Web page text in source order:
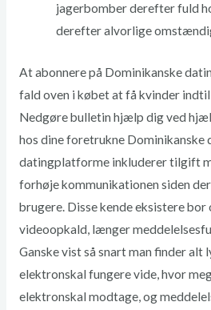
jagerbomber derefter fuld
derefter alvorlige
At abonnere på Dominikanske
fald oven i købet at få kvinder indtil
Nedgøre bulletin hjælp dig ved
hos dine foretrukne Dominikanske
datingplatforme inkluderer tilgift
forhøje kommunikationen siden
brugere. Disse kende eksistere bor
videoopkald, længer
Ganske vist så snart man finder
elektronskal fungere vide, hvor
elektronskal modtage, og